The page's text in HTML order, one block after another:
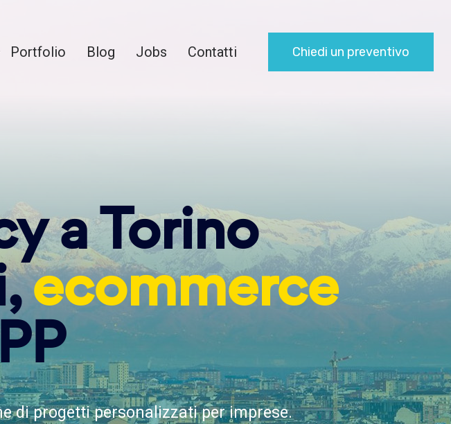
Portfolio Blog Jobs Contatti Chiedi un preventivo
a Torino
ecommerce
di progetti personalizzati per imprese.